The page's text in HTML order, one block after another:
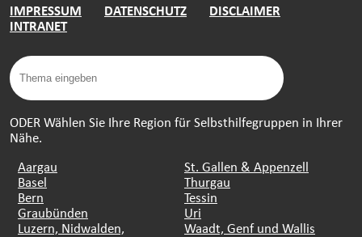
IMPRESSUM DATENSCHUTZ
DISCLAIMER
INTRANET
ODER Wählen Sie Ihre Region für Selbsthilfegruppen in Ihrer
Nähe.
Aargau
Basel
Bern
Graubünden
Luzern, Nidwalden,
St. Gallen & Appenzell
Thurgau
Tessin
Uri
Waadt, Genf und Wallis